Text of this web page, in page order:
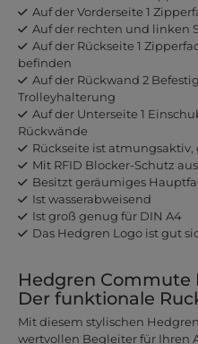
Auf der Vorderseite 1
Auf der rechten und linken
Auf der Rückseite 1
befinden
Auf der Rückwand 2
Trolleyhalterung
Auf der Unterseite 1
Rückwände
Rückseite ist atmungsaktiv,
Mit RFID Blocker-Schutz
Besitzt geräumiges
Ist wasserabweisend
Ist groß genug für DIN A4
Das Hedgren Logo ist gut
Hedgren Commute
Der funktionale
Mit diesem stylischen
wertvollen Begleiter für Ihren